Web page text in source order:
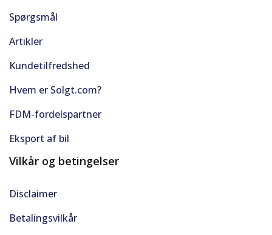
Spørgsmål
Artikler
Kundetilfredshed
Hvem er Solgt.com?
FDM-fordelspartner
Eksport af bil
Vilkår og betingelser
Disclaimer
Betalingsvilkår